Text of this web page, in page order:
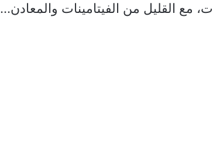
مع القليل من الفيتامينات والمعادن…